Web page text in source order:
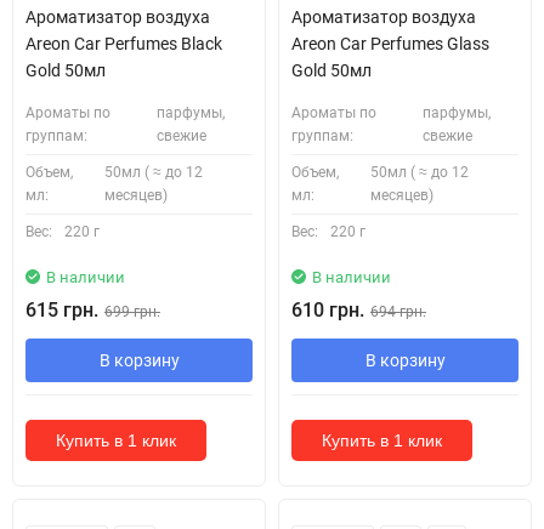
Ароматизатор воздуха
Areon Car Perfumes Black
Gold 50мл
Ароматы по
группам:
парфумы,
свежие
Объем,
мл:
50мл ( ≈ до 12
месяцев)
Вес: 220 г
В наличии
615 грн. 699 грн.
В корзину
Купить в 1 клик
Ароматизатор воздуха
Areon Car Perfumes Glass
Gold 50мл
Ароматы по
группам:
парфумы,
свежие
Объем,
мл:
50мл ( ≈ до 12
месяцев)
Вес: 220 г
В наличии
610 грн. 694 грн.
В корзину
Купить в 1 клик